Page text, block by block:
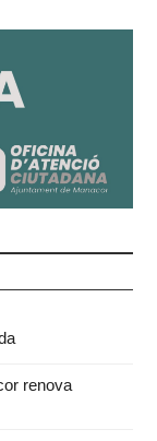
renova